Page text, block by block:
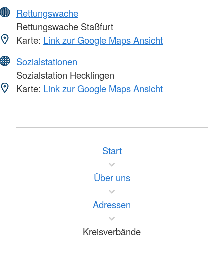
Rettungswache
Rettungswache Staßfurt
Karte: Link zur Google Maps Ansicht
Sozialstationen
Sozialstation Hecklingen
Karte: Link zur Google Maps Ansicht
Start
Über uns
Adressen
Kreisverbände